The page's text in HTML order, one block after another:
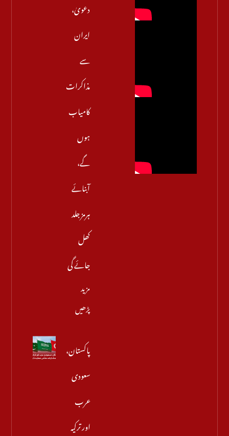
دعویٰ،
ایران
سے
مذاکرات
کامیاب
ہوں
گے،
آبنائے
ہرمز جلد
کھل
جائے گی
مزید
پڑھیں
پاکستان،
سعودی
عرب
اور ترکیہ